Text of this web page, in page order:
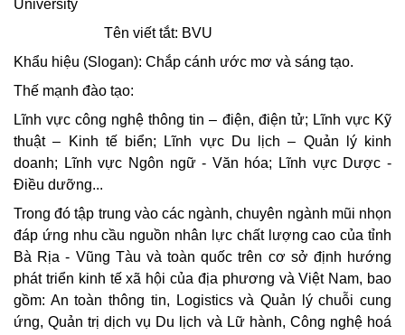
University
Tên viết tắt: BVU
Khẩu hiệu (Slogan): Chắp cánh ước mơ và sáng tạo.
Thế mạnh đào tạo:
Lĩnh vực công nghệ thông tin – điện, điện tử; Lĩnh vực Kỹ
thuật – Kinh tế biển; Lĩnh vực Du lịch – Quản lý kinh
doanh; Lĩnh vực Ngôn ngữ - Văn hóa; Lĩnh vực Dược -
Điều dưỡng...
Trong đó tập trung vào các ngành, chuyên ngành mũi nhọn
đáp ứng nhu cầu nguồn nhân lực chất lượng cao của tỉnh
Bà Rịa - Vũng Tàu và toàn quốc trên cơ sở định hướng
phát triển kinh tế xã hội của địa phương và Việt Nam, bao
gồm: An toàn thông tin, Logistics và Quản lý chuỗi cung
ứng, Quản trị dịch vụ Du lịch và Lữ hành, Công nghệ hoá